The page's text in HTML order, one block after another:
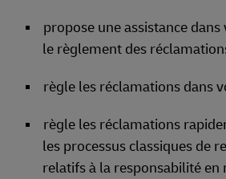
propose une assistance
le règlement des
règle les réclamations dans
règle les réclamations
les processus classiques de
relatifs à la responsabilité